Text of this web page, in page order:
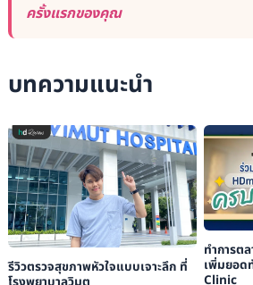
ครั้งแรกของคุณ
บทความแนะนำ
รีวิวตรวจสุขภาพหัวใจแบบเจาะลึก ที่
ทำการต
เพิ่มยอด
Clinic